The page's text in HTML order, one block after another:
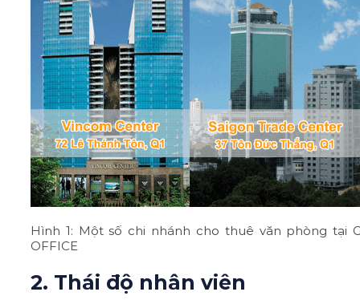
Hình 1: Một số chi nhánh cho thuê văn phòng tại
OFFICE
2. Thái độ nhân viên